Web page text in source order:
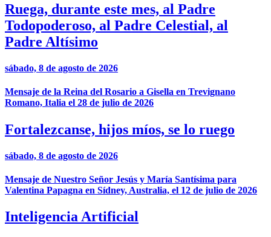
Ruega, durante este mes, al Padre
Todopoderoso, al Padre Celestial, al
Padre Altísimo
sábado, 8 de agosto de 2026
Mensaje de la Reina del Rosario a Gisella en Trevignano
Romano, Italia el 28 de julio de 2026
Fortalezcanse, hijos míos, se lo ruego
sábado, 8 de agosto de 2026
Mensaje de Nuestro Señor Jesús y María Santísima para
Valentina Papagna en Sídney, Australia, el 12 de julio de 2026
Inteligencia Artificial